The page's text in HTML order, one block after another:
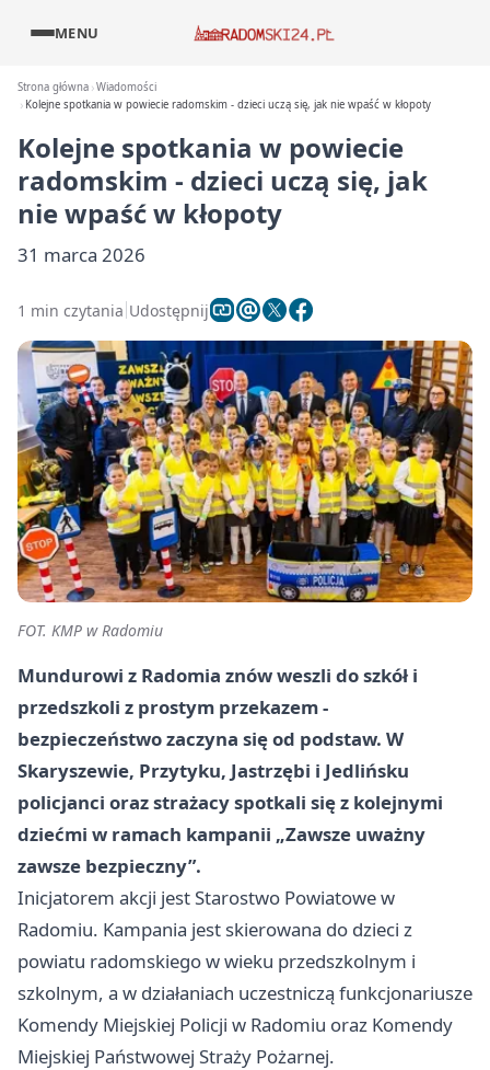
MENU
Strona główna Wiadomości
Kolejne spotkania w powiecie radomskim - dzieci uczą się, jak nie wpaść w kłopoty
Kolejne spotkania w powiecie
radomskim - dzieci uczą się, jak
nie wpaść w kłopoty
31 marca 2026
1 min czytania Udostępnij
FOT. KMP w Radomiu
Mundurowi z Radomia znów weszli do szkół i
przedszkoli z prostym przekazem -
bezpieczeństwo zaczyna się od podstaw. W
Skaryszewie, Przytyku, Jastrzębi i Jedlińsku
policjanci oraz strażacy spotkali się z kolejnymi
dziećmi w ramach kampanii „Zawsze uważny
zawsze bezpieczny”.
Inicjatorem akcji jest Starostwo Powiatowe w
Radomiu. Kampania jest skierowana do dzieci z
powiatu radomskiego w wieku przedszkolnym i
szkolnym, a w działaniach uczestniczą funkcjonariusze
Komendy Miejskiej Policji w Radomiu oraz Komendy
Miejskiej Państwowej Straży Pożarnej.